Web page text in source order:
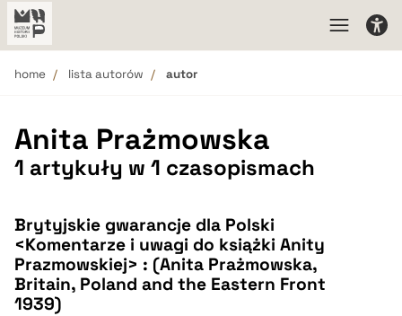
home lista autorów autor
Anita Prażmowska
1 artykuły w 1 czasopismach
Brytyjskie gwarancje dla Polski
<Komentarze i uwagi do książki Anity
Prazmowskiej> : (Anita Prażmowska,
Britain, Poland and the Eastern Front
1939)